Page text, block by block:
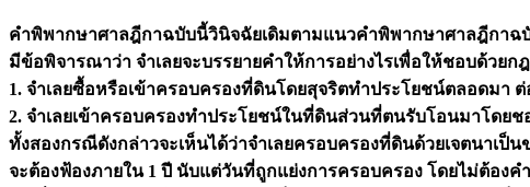
คำพิพากษาศาลฎีกาฉบับนี้วินิจฉัยเดิมตามแนวคำพิพากษาศาลฎีกาฉ
มีข้อพิจารณาว่า จำเลยจะบรรยายคำให้การอย่างไรเพื่อให้ชอบด้วยก
1. จำเลยซื้อหรือเข้าครอบครองที่ดินโดยสุจริตทำประโยชน์ตลอดมา
2. จำเลยเข้าครอบครองทำประโยชน์ในที่ดินส่วนที่ตนรับโอนมาโดย
ทั้งสองกรณีดังกล่าวจะเห็นได้ว่าจำเลยครอบครองที่ดินด้วยเจตนาเป็
จะต้องฟ้องภายใน 1 ปี นับแต่วันที่ถูกแย่งการครอบครอง โดยไม่ต้อง